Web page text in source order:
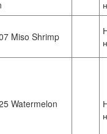
Miso Shrimp
Watermelon